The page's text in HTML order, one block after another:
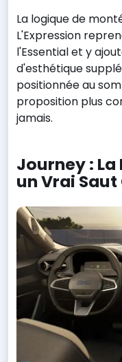
La logique de
L'Expression
l'Essential et y
d'esthétique
positionnée au
proposition plus
jamais.
Journey :
un Vrai